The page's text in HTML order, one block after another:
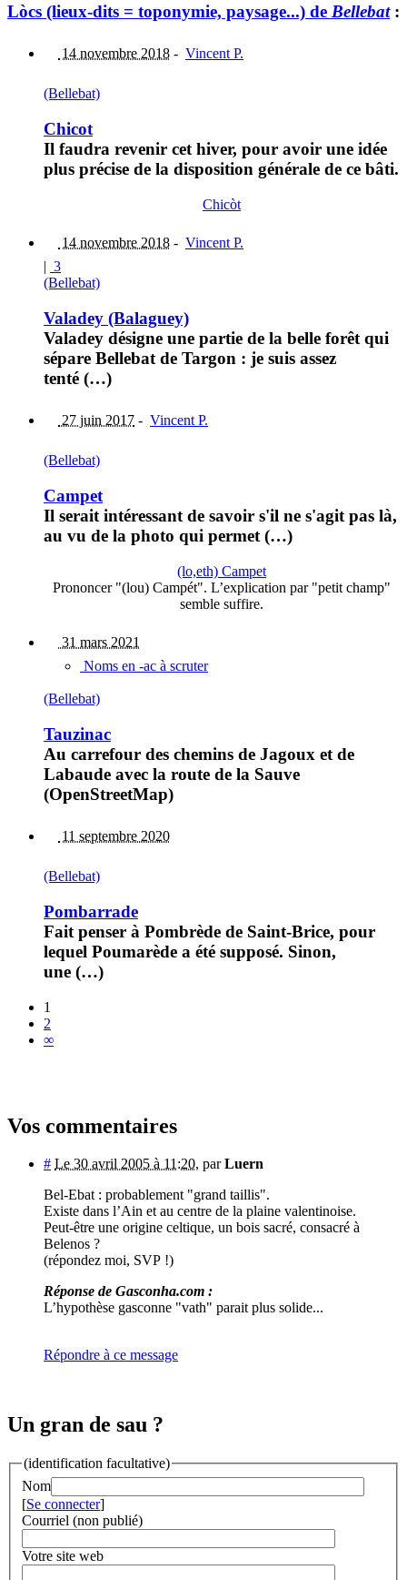
Lòcs (lieux-dits = toponymie, paysage...) de Bellebat:
14 novembre 2018 - Vincent P.
(Bellebat)
Chicot
Il faudra revenir cet hiver, pour avoir une idée
plus précise de la disposition générale de ce bâti.
Chicòt
14 novembre 2018 - Vincent P.
| 3
(Bellebat)
Valadey (Balaguey)
Valadey désigne une partie de la belle forêt qui
sépare Bellebat de Targon : je suis assez
tenté (…)
27 juin 2017 - Vincent P.
(Bellebat)
Campet
Il serait intéressant de savoir s'il ne s'agit pas là,
au vu de la photo qui permet (…)
(lo,eth) Campet
Prononcer "(lou) Campét". L’explication par "petit champ"
semble suffire.
31 mars 2021
Noms en -ac à scruter
(Bellebat)
Tauzinac
Au carrefour des chemins de Jagoux et de
Labaude avec la route de la Sauve
(OpenStreetMap)
11 septembre 2020
(Bellebat)
Pombarrade
Fait penser à Pombrède de Saint-Brice, pour
lequel Poumarède a été supposé. Sinon,
une (…)
1
2
∞
Vos commentaires
# Le 30 avril 2005 à 11:20, parLuern
Bel-Ebat : probablement "grand taillis".
Existe dans l’Ain et au centre de la plaine valentinoise.
Peut-être une origine celtique, un bois sacré, consacré à
Belenos ?
(répondez moi, SVP !)
Réponse de Gasconha.com :
L’hypothèse gasconne "vath" parait plus solide...
Répondre à ce message
Un gran de sau ?
(identification facultative)
Nom
[Se connecter]
Courriel (non publié)
Votre site web